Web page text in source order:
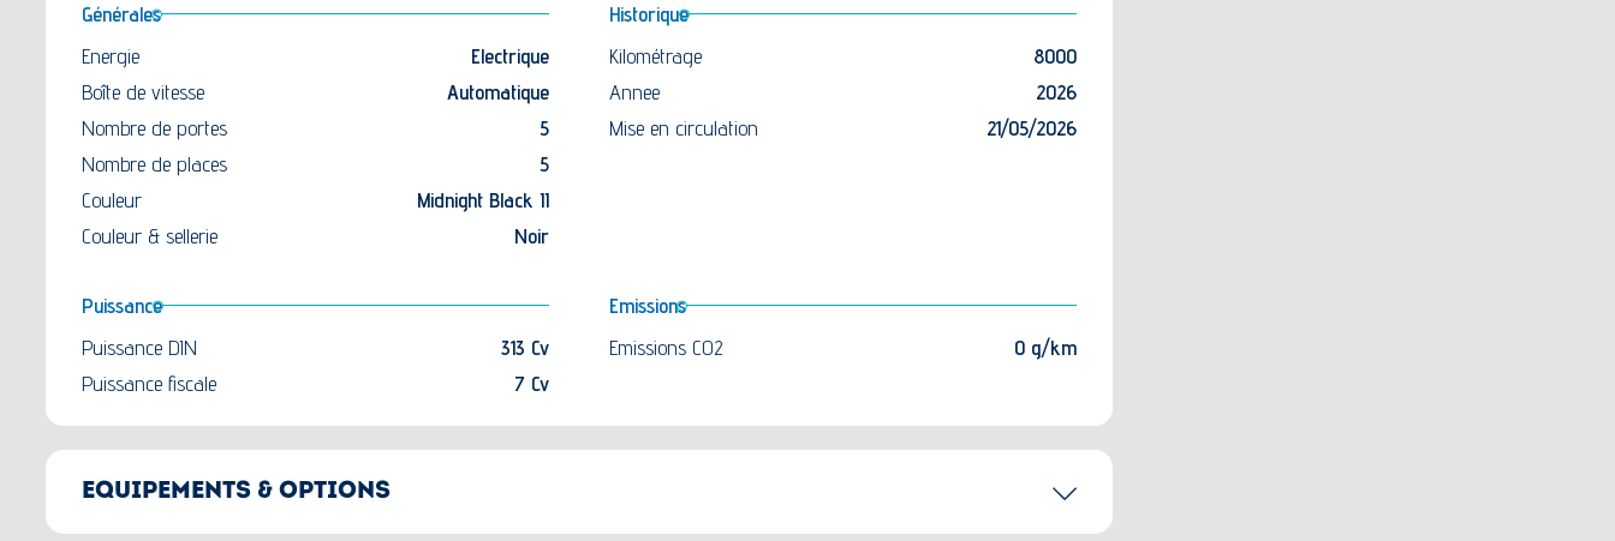
Générales
Energie
Electrique
Boîte de vitesse
Automatique
Nombre de portes
5
Nombre de places
5
Couleur
Midnight Black II
Couleur & sellerie
Noir
Historique
Kilométrage
8000
Annee
2026
Mise en circulation
21/05/2026
Puissance
Puissance DIN
313 Cv
Puissance fiscale
7 Cv
Emissions
Emissions CO2
0 g/km
EQUIPEMENTS & OPTIONS